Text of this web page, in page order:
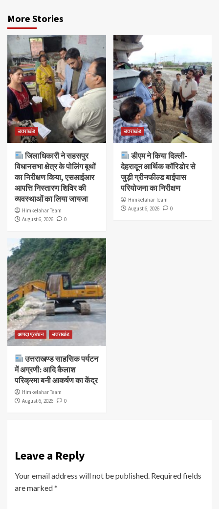
More Stories
उत्तराखंड
जिलाधिकारी ने सहसपुर
विधानसभा क्षेत्र के पोलिंग बूथों
का निरीक्षण किया, एसआईआर
आपत्ति निस्तारण शिविर की
व्यवस्थाओं का लिया जायजा
Himkelahar Team
August 6, 2026
0
उत्तराखंड
डीएम ने किया दिल्ली-
देहरादून आर्थिक कॉरिडोर से
जुड़ी ग्रीनफील्ड बाईपास
परियोजना का निरीक्षण
Himkelahar Team
August 6, 2026
0
आपदा प्रबंधन उत्तराखंड
उत्तराखण्ड साहसिक पर्यटन
में अग्रणी: आदि कैलाश
परिक्रमा बनी आकर्षण का केंद्र
Himkelahar Team
August 6, 2026
0
Leave a Reply
Your email address will not be published. Required fields
are marked*